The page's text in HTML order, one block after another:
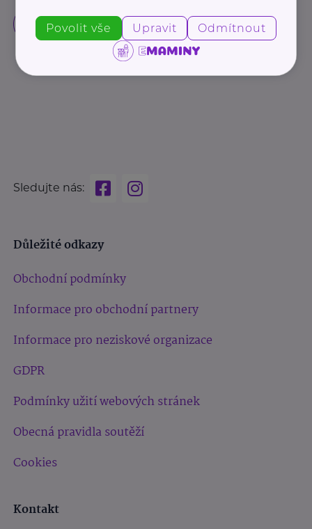
Sledujte nás:
Důležité odkazy
Obchodní podmínky
Informace pro obchodní partnery
Informace pro neziskové organizace
GDPR
Podmínky užití webových stránek
Obecná pravidla soutěží
Cookies
Kontakt
Povolit vše Upravit Odmítnout